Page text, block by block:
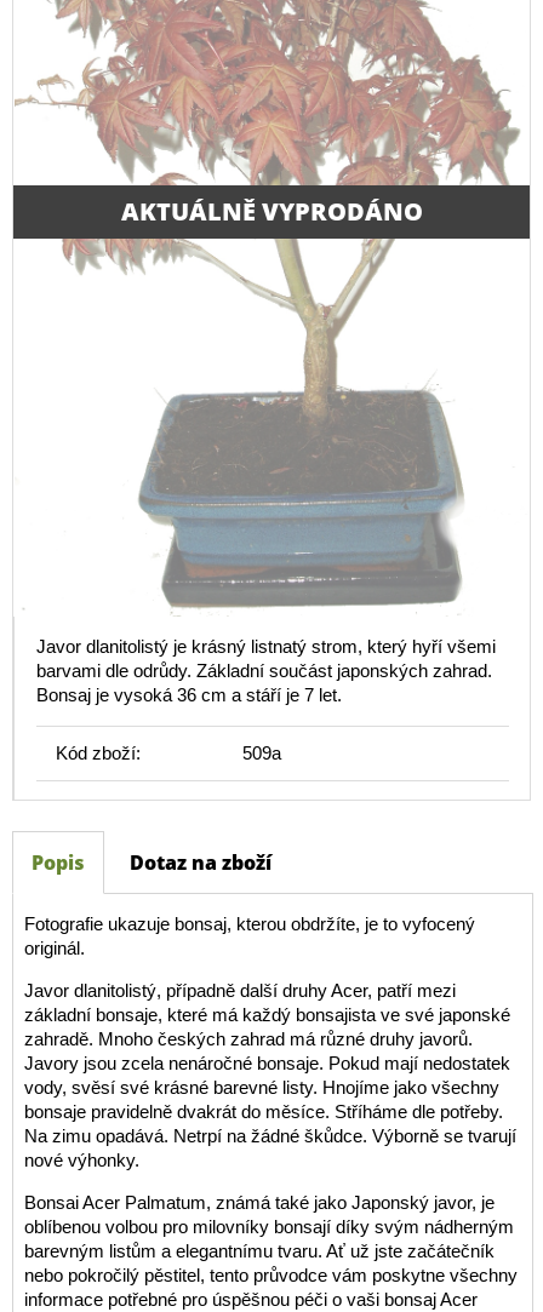
AKTUÁLNĚ VYPRODÁNO
Javor dlanitolistý je krásný listnatý strom, který hyří všemi
barvami dle odrůdy. Základní součást japonských zahrad.
Bonsaj je vysoká 36 cm a stáří je 7 let.
Kód zboží: 509a
Popis Dotaz na zboží
Fotografie ukazuje bonsaj, kterou obdržíte, je to vyfocený
originál.
Javor dlanitolistý, případně další druhy Acer, patří mezi
základní bonsaje, které má každý bonsajista ve své japonské
zahradě. Mnoho českých zahrad má různé druhy javorů.
Javory jsou zcela nenáročné bonsaje. Pokud mají nedostatek
vody, svěsí své krásné barevné listy. Hnojíme jako všechny
bonsaje pravidelně dvakrát do měsíce. Stříháme dle potřeby.
Na zimu opadává. Netrpí na žádné škůdce. Výborně se tvarují
nové výhonky.
Bonsai Acer Palmatum, známá také jako Japonský javor, je
oblíbenou volbou pro milovníky bonsají díky svým nádherným
barevným listům a elegantnímu tvaru. Ať už jste začátečník
nebo pokročilý pěstitel, tento průvodce vám poskytne všechny
informace potřebné pro úspěšnou péči o vaši bonsaj Acer